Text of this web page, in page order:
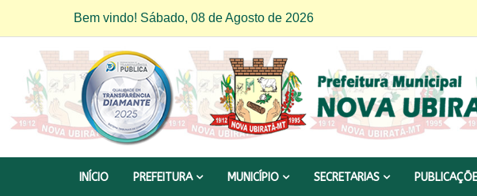
Bem vindo! Sábado, 08 de Agosto de 2026
INÍCIO PREFEITURA MUNICÍPIO SECRETARIAS